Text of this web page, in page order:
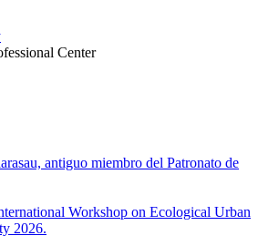
Center
antiguo miembro del Patronato de
Workshop on Ecological Urban
2026.